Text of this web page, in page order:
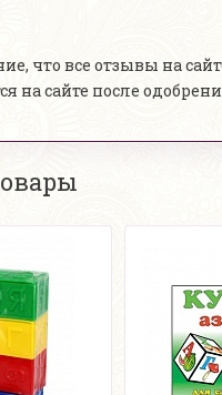
что все отзывы на
на сайте после